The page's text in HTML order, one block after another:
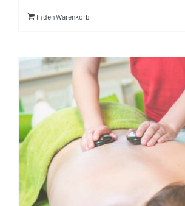
In den Warenkorb